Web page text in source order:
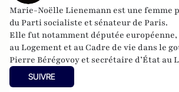
Marie-Noëlle Lienemann est une femme
du Parti socialiste et sénateur de Paris.
Elle fut notamment députée européenne,
au Logement et au Cadre de vie dans le
Pierre Bérégovoy et secrétaire d’État au
le
gouvernement de Lionel Jospin.
SUIVRE